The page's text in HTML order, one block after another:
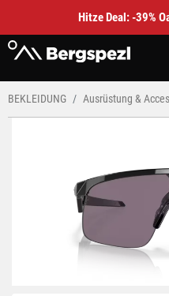
Hitze Deal: -39%
BEKLEIDUNG Ausrüstung &